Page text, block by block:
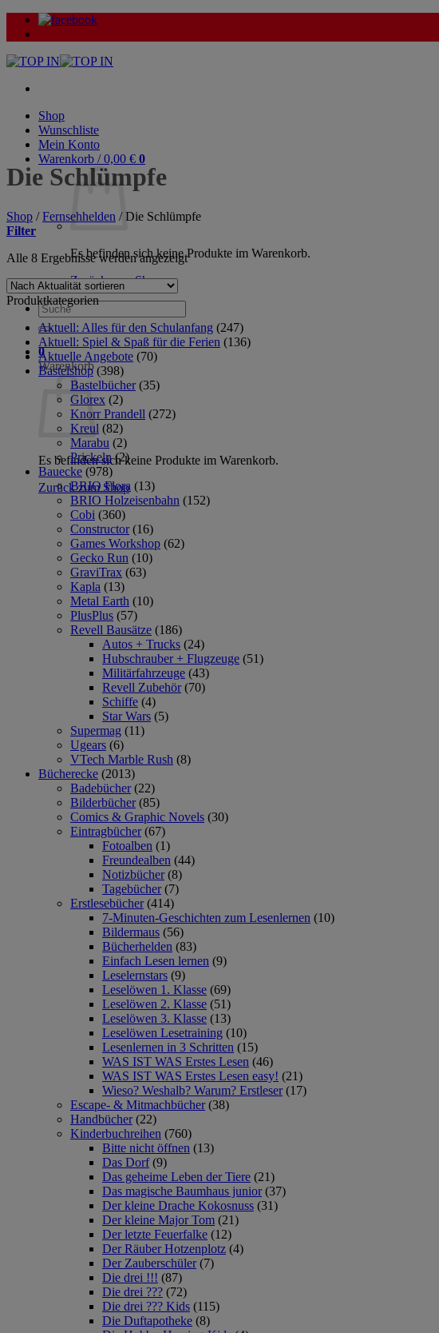
Zum
Inhalt
Shop
Wunschliste
Mein Konto
Warenkorb /0,00 € 0
Es befinden sich keine Produkte im Warenkorb.
Zurück zum Shop
Suche
nach:
0
Warenkorb
Es befinden sich keine Produkte im Warenkorb.
Zurück zum Shop
Die Schlümpfe
Shop / Fernsehhelden /Die Schlümpfe
Filter
Alle 8 Ergebnisse werden angezeigtNach
Produktkategorien
Aktuell: Alles für den Schulanfang (247)
Aktuell: Spiel & Spaß für die Ferien (136)
Aktuelle Angebote (70)
Bastelshop (398)
Bastelbücher (35)
Glorex (2)
Knorr Prandell (272)
Kreul (82)
Marabu (2)
Prickeln (2)
Bauecke (978)
BRIO Flora (13)
BRIO Holzeisenbahn (152)
Cobi (360)
Constructor (16)
Games Workshop (62)
Gecko Run (10)
GraviTrax (63)
Kapla (13)
Metal Earth (10)
PlusPlus (57)
Revell Bausätze (186)
Autos + Trucks (24)
Hubschrauber + Flugzeuge (51)
Militärfahrzeuge (43)
Revell Zubehör (70)
Schiffe (4)
Star Wars (5)
Supermag (11)
Ugears (6)
VTech Marble Rush (8)
Bücherecke (2013)
Badebücher (22)
Bilderbücher (85)
Comics & Graphic Novels (30)
Eintragbücher (67)
Fotoalben (1)
Freundealben (44)
Notizbücher (8)
Tagebücher (7)
Erstlesebücher (414)
7-Minuten-Geschichten zum Lesenlernen (10)
Bildermaus (56)
Bücherhelden (83)
Einfach Lesen lernen (9)
Leselernstars (9)
Leselöwen 1. Klasse (69)
Leselöwen 2. Klasse (51)
Leselöwen 3. Klasse (13)
Leselöwen Lesetraining (10)
Lesenlernen in 3 Schritten (15)
WAS IST WAS Erstes Lesen (46)
WAS IST WAS Erstes Lesen easy! (21)
Wieso? Weshalb? Warum? Erstleser (17)
Escape- & Mitmachbücher (38)
Handbücher (22)
Kinderbuchreihen (760)
Bitte nicht öffnen (13)
Das Dorf (9)
Das geheime Leben der Tiere (21)
Das magische Baumhaus junior (37)
Der kleine Drache Kokosnuss (31)
Der kleine Major Tom (21)
Der letzte Feuerfalke (12)
Der Räuber Hotzenplotz (4)
Der Zauberschüler (7)
Die drei !!! (87)
Die drei ??? (72)
Die drei ??? Kids (115)
Die Duftapotheke (8)